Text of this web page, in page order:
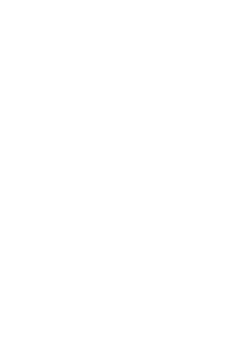
?
peut être livré
lors de votre
IL COUVERT
?
valable dans toute
acheté en